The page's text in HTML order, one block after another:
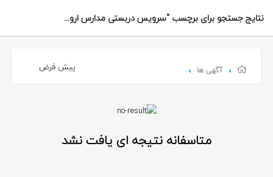
نتایج جستجو برای برچسب "سرویس دربستی مدارس ارومیه"
آگهی ها
متاسفانه نتیجه ای یافت نشد